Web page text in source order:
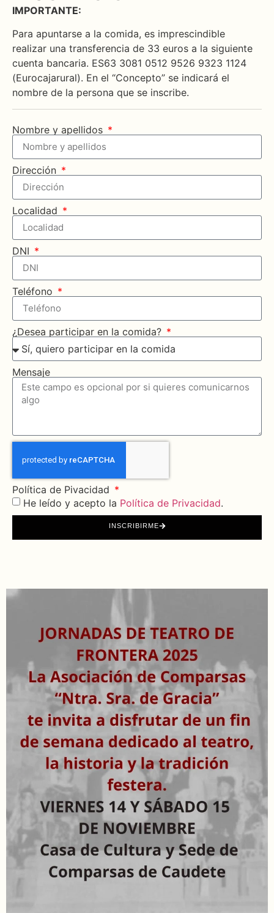
IMPORTANTE:
Para apuntarse a la comida, es imprescindible
realizar una transferencia de 33 euros a la siguiente
cuenta bancaria. ES63 3081 0512 9526 9323 1124
(Eurocajarural). En el “Concepto” se indicará el
nombre de la persona que se inscribe.
Nombre y apellidos
Dirección
Localidad
DNI
Teléfono
¿Desea participar en la comida?
Mensaje
Política de Pivacidad
He leído y acepto la Política de Privacidad.
INSCRIBIRME